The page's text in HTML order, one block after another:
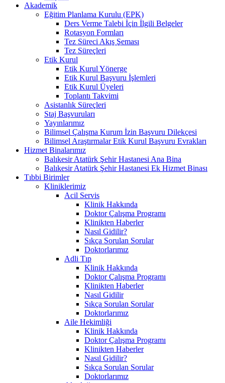
Akademik
Eğitim Planlama Kurulu (EPK)
Ders Verme Talebi İçin İlgili Belgeler
Rotasyon Formları
Tez Süreci Akış Şeması
Tez Süreçleri
Etik Kurul
Etik Kurul Yönerge
Etik Kurul Başvuru İşlemleri
Etik Kurul Üyeleri
Toplantı Takvimi
Asistanlık Süreçleri
Staj Başvuruları
Yayınlarımız
Bilimsel Çalışma Kurum İzin Başvuru Dilekçesi
Bilimsel Araştırmalar Etik Kurul Başvuru Evrakları
Hizmet Binalarımız
Balıkesir Atatürk Şehir Hastanesi Ana Bina
Balıkesir Atatürk Şehir Hastanesi Ek Hizmet Binası
Tıbbi Birimler
Kliniklerimiz
Acil Servis
Klinik Hakkında
Doktor Çalışma Programı
Klinikten Haberler
Nasıl Gidilir?
Sıkça Sorulan Sorular
Doktorlarımız
Adli Tıp
Klinik Hakkında
Doktor Çalışma Programı
Klinikten Haberler
Nasıl Gidilir
Sıkça Sorulan Sorular
Doktorlarımız
Aile Hekimliği
Klinik Hakkında
Doktor Çalışma Programı
Klinikten Haberler
Nasıl Gidilir?
Sıkça Sorulan Sorular
Doktorlarımız